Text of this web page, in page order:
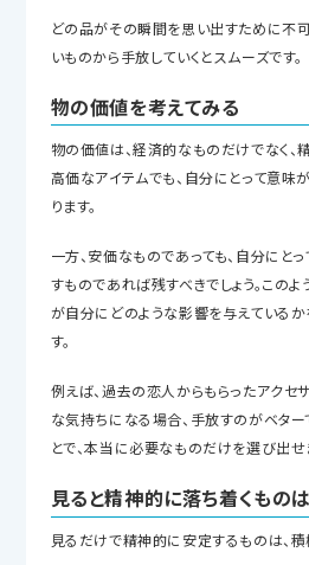
どの品がその瞬間を思い出すために不
いものから手放していくとスムーズです。
物の価値を考えてみる
物の価値は、経済的なものだけでなく、
高価なアイテムでも、自分にとって意
ります。
一方、安価なものであっても、自分にと
すものであれば残すべきでしょう。この
が自分にどのような影響を与えている
す。
例えば、過去の恋人からもらったアク
な気持ちになる場合、手放すのがベター
とで、本当に必要なものだけを選び出せ
見ると精神的に落ち着くもの
見るだけで精神的に安定するものは、積